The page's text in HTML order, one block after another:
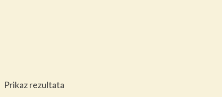
Prikaz rezultata